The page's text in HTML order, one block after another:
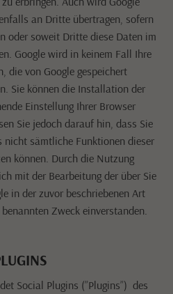
an Dritte übertragen, sofern
oder soweit Dritte diese Daten im
Google wird in keinem Fall Ihre
die von Google gespeichert
Sie können die Installation der
Einstellung Ihrer Browser
Sie jedoch darauf hin, dass Sie
nicht sämtliche Funktionen dieser
können. Durch die Nutzung
mit der Bearbeitung der über Sie
in der zuvor beschriebenen Art
Zweck einverstanden.
Social Plugins (”Plugins”) des